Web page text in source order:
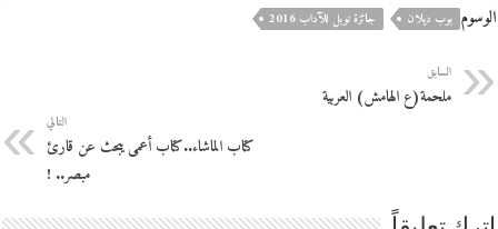
الوسوم بوب ديلان جائزة نوبل للآداب 2016
السابق
ملحمة(ع الهامش) العربية
التالي
كتاب الماشاء..كتاب أعمى يبحث عن قارئ
مبصر.. !